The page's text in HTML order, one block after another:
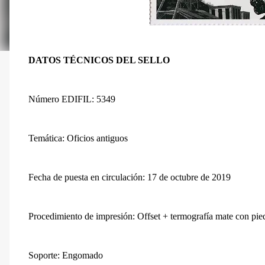
DATOS TÉCNICOS DEL SELLO
Número EDIFIL: 5349
Temática: Oficios antiguos
Fecha de puesta en circulación: 17 de octubre de 2019
Procedimiento de impresión: Offset + termografía mate con
Soporte: Engomado